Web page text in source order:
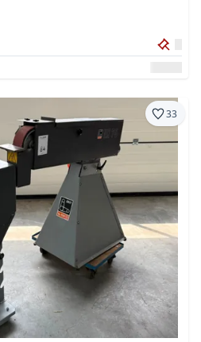
33